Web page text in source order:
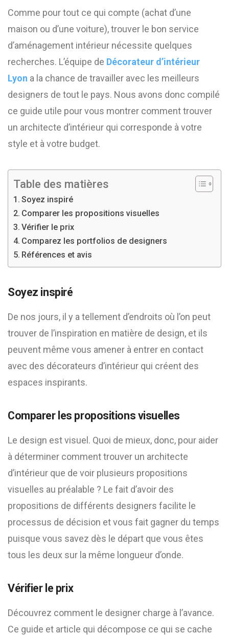
Comme pour tout ce qui compte (achat d’une
maison ou d’une voiture), trouver le bon service
d’aménagement intérieur nécessite quelques
recherches. L’équipe de Décorateur d’intérieur
Lyon a la chance de travailler avec les meilleurs
designers de tout le pays. Nous avons donc compilé
ce guide utile pour vous montrer comment trouver
un architecte d’intérieur qui corresponde à votre
style et à votre budget.
Table des matières
Soyez inspiré
Comparer les propositions visuelles
Vérifier le prix
Comparez les portfolios de designers
Références et avis
Soyez inspiré
De nos jours, il y a tellement d’endroits où l’on peut
trouver de l’inspiration en matière de design, et ils
peuvent même vous amener à entrer en contact
avec des décorateurs d’intérieur qui créent des
espaces inspirants.
Comparer les propositions visuelles
Le design est visuel. Quoi de mieux, donc, pour aider
à déterminer comment trouver un architecte
d’intérieur que de voir plusieurs propositions
visuelles au préalable ? Le fait d’avoir des
propositions de différents designers facilite le
processus de décision et vous fait gagner du temps
puisque vous savez dès le départ que vous êtes
tous les deux sur la même longueur d’onde.
Vérifier le prix
Découvrez comment le designer charge à l’avance.
Ce guide et article qui décompose ce qui se cache